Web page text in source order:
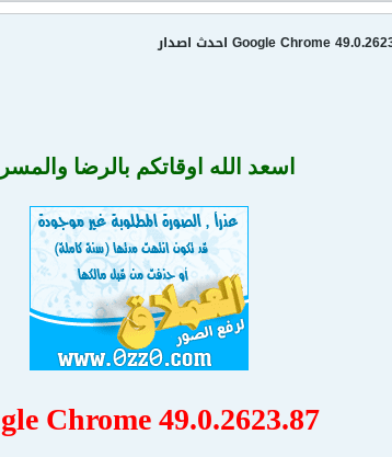
اسعد الله اوقاتكم بالرضا
Chrome 49.0.2623.87